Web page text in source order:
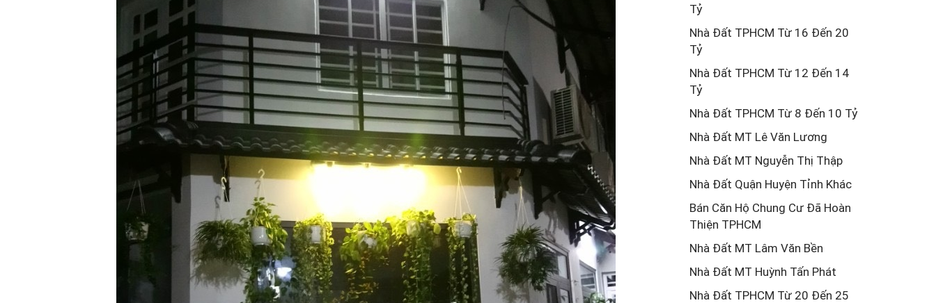
Tỷ
Nhà Đất TPHCM Từ 16 Đến 20
Tỷ
Nhà Đất TPHCM Từ 12 Đến 14
Tỷ
Nhà Đất TPHCM Từ 8 Đến 10 Tỷ
Nhà Đất MT Lê Văn Lương
Nhà Đất MT Nguyễn Thị Thập
Nhà Đất Quận Huyện Tỉnh Khác
Bán Căn Hộ Chung Cư Đã Hoàn
Thiện TPHCM
Nhà Đất MT Lâm Văn Bền
Nhà Đất MT Huỳnh Tấn Phát
Nhà Đất TPHCM Từ 20 Đến 25